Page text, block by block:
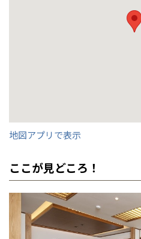
地図アプリで表示
ここが見どころ！
出身地
大阪
趣味
ゴルフ、読書
家づくり
担当展示場
UMK展示場
出身地
熊本県熊本市
趣味
アウトドア
担当展示場
UMK展示場
出身地
東京都
趣味
野球観戦
担当展示場
UMK展示場
出身地
宮崎県宮崎市
趣味
ゴルフ、釣り
道央
道南
道東
青森
岩手
山形
甲信越・北陸
山梨
長野
東京
神奈川
東海
愛知
近畿
道央
道北
旭川
道南
函館
室蘭
道東
帯広
青森県
八戸
秋田県
山形県
山形
甲信越・北陸
長岡
山梨県
甲府
長野県
長野
松本
東京都
世田谷
八王子
神奈川県
横浜
湘南
東海
愛知県
名古屋
豊橋
近畿